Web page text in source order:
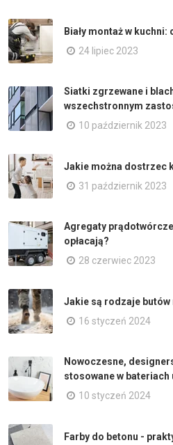
Biały montaż w
24 lipiec 2023
Siatki zgrzewane i
wszechstronnym
10 październik 2023
Jakie można dostrzec
31 październik 2023
Agregaty
opłacają?
28 czerwiec 2023
Jakie są rodzaje
16 styczeń 2024
Nowoczesne,
stosowane w bateriach
10 styczeń 2024
Farby do betonu -